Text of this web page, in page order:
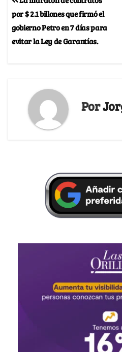
por $ 2.1 billones que firmó el
gobierno Petro en 7 días para
evitar la Ley de Garantías.
Por